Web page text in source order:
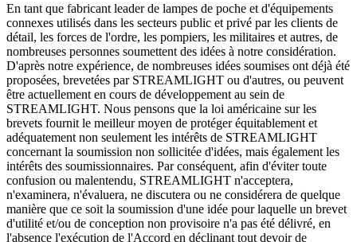
En tant que fabricant leader de lampes de poche et d'équipements
connexes utilisés dans les secteurs public et privé par les clients de
détail, les forces de l'ordre, les pompiers, les militaires et autres, de
nombreuses personnes soumettent des idées à notre considération.
D'après notre expérience, de nombreuses idées soumises ont déjà été
proposées, brevetées par STREAMLIGHT ou d'autres, ou peuvent
être actuellement en cours de développement au sein de
STREAMLIGHT. Nous pensons que la loi américaine sur les
brevets fournit le meilleur moyen de protéger équitablement et
adéquatement non seulement les intérêts de STREAMLIGHT
concernant la soumission non sollicitée d'idées, mais également les
intérêts des soumissionnaires. Par conséquent, afin d'éviter toute
confusion ou malentendu, STREAMLIGHT n'acceptera,
n'examinera, n'évaluera, ne discutera ou ne considérera de quelque
manière que ce soit la soumission d'une idée pour laquelle un brevet
d'utilité et/ou de conception non provisoire n'a pas été délivré, en
l'absence l'exécution de l'Accord en déclinant tout devoir de